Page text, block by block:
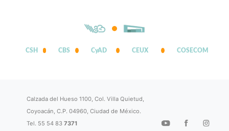
CSH CBS CyAD CEUX COSECOM
Calzada del Hueso 1100, Col. Villa Quietud,
Coyoacán, C.P. 04960, Ciudad de México.
Tel. 55 54 837371